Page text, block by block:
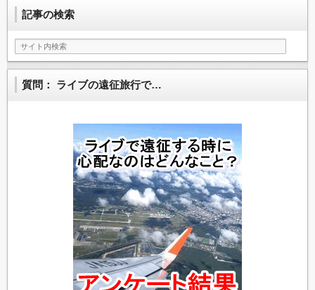
記事の検索
質問： ライブの遠征旅行で…